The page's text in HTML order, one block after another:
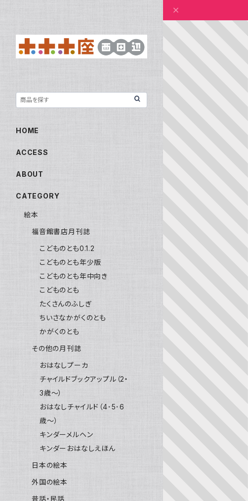
HOME
ACCESS
ABOUT
CATEGORY
絵本
福音館書店月刊誌
こどものとも0.1.2
こどものとも年少版
こどものとも年中向き
こどものとも
たくさんのふしぎ
ちいさなかがくのとも
かがくのとも
その他の月刊誌
おはなしプーカ
チャイルドブックアップル（2・
3歳～）
おはなしチャイルド（4･5･6
歳～）
キンダーメルヘン
キンダーおはなしえほん
日本の絵本
外国の絵本
昔話・民話